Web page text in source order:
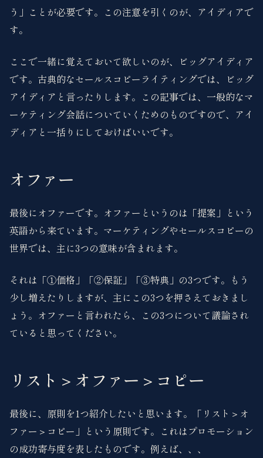
う」ことが必要です。この注意を引くのが、アイディアで
す。
ここで一緒に覚えておいて欲しいのが、ビッグアイディア
です。古典的なセールスコピーライティングでは、ビッグ
アイディアと言ったりします。この記事では、一般的なマ
ーケティング会話についていくためのものですので、アイ
ディアと一括りにしておけばいいです。
オファー
最後にオファーです。オファーというのは「提案」という
英語から来ています。マーケティングやセールスコピーの
世界では、主に3つの意味が含まれます。
それは「①価格」「②保証」「③特典」の3つです。もう
少し増えたりしますが、主にこの3つを押さえておきまし
ょう。オファーと言われたら、この3つについて議論され
ていると思ってください。
リスト＞オファー＞コピー
最後に、原則を1つ紹介したいと思います。「リスト＞オ
ファー＞コピー」という原則です。これはプロモーション
の成功寄与度を表したものです。例えば、、、